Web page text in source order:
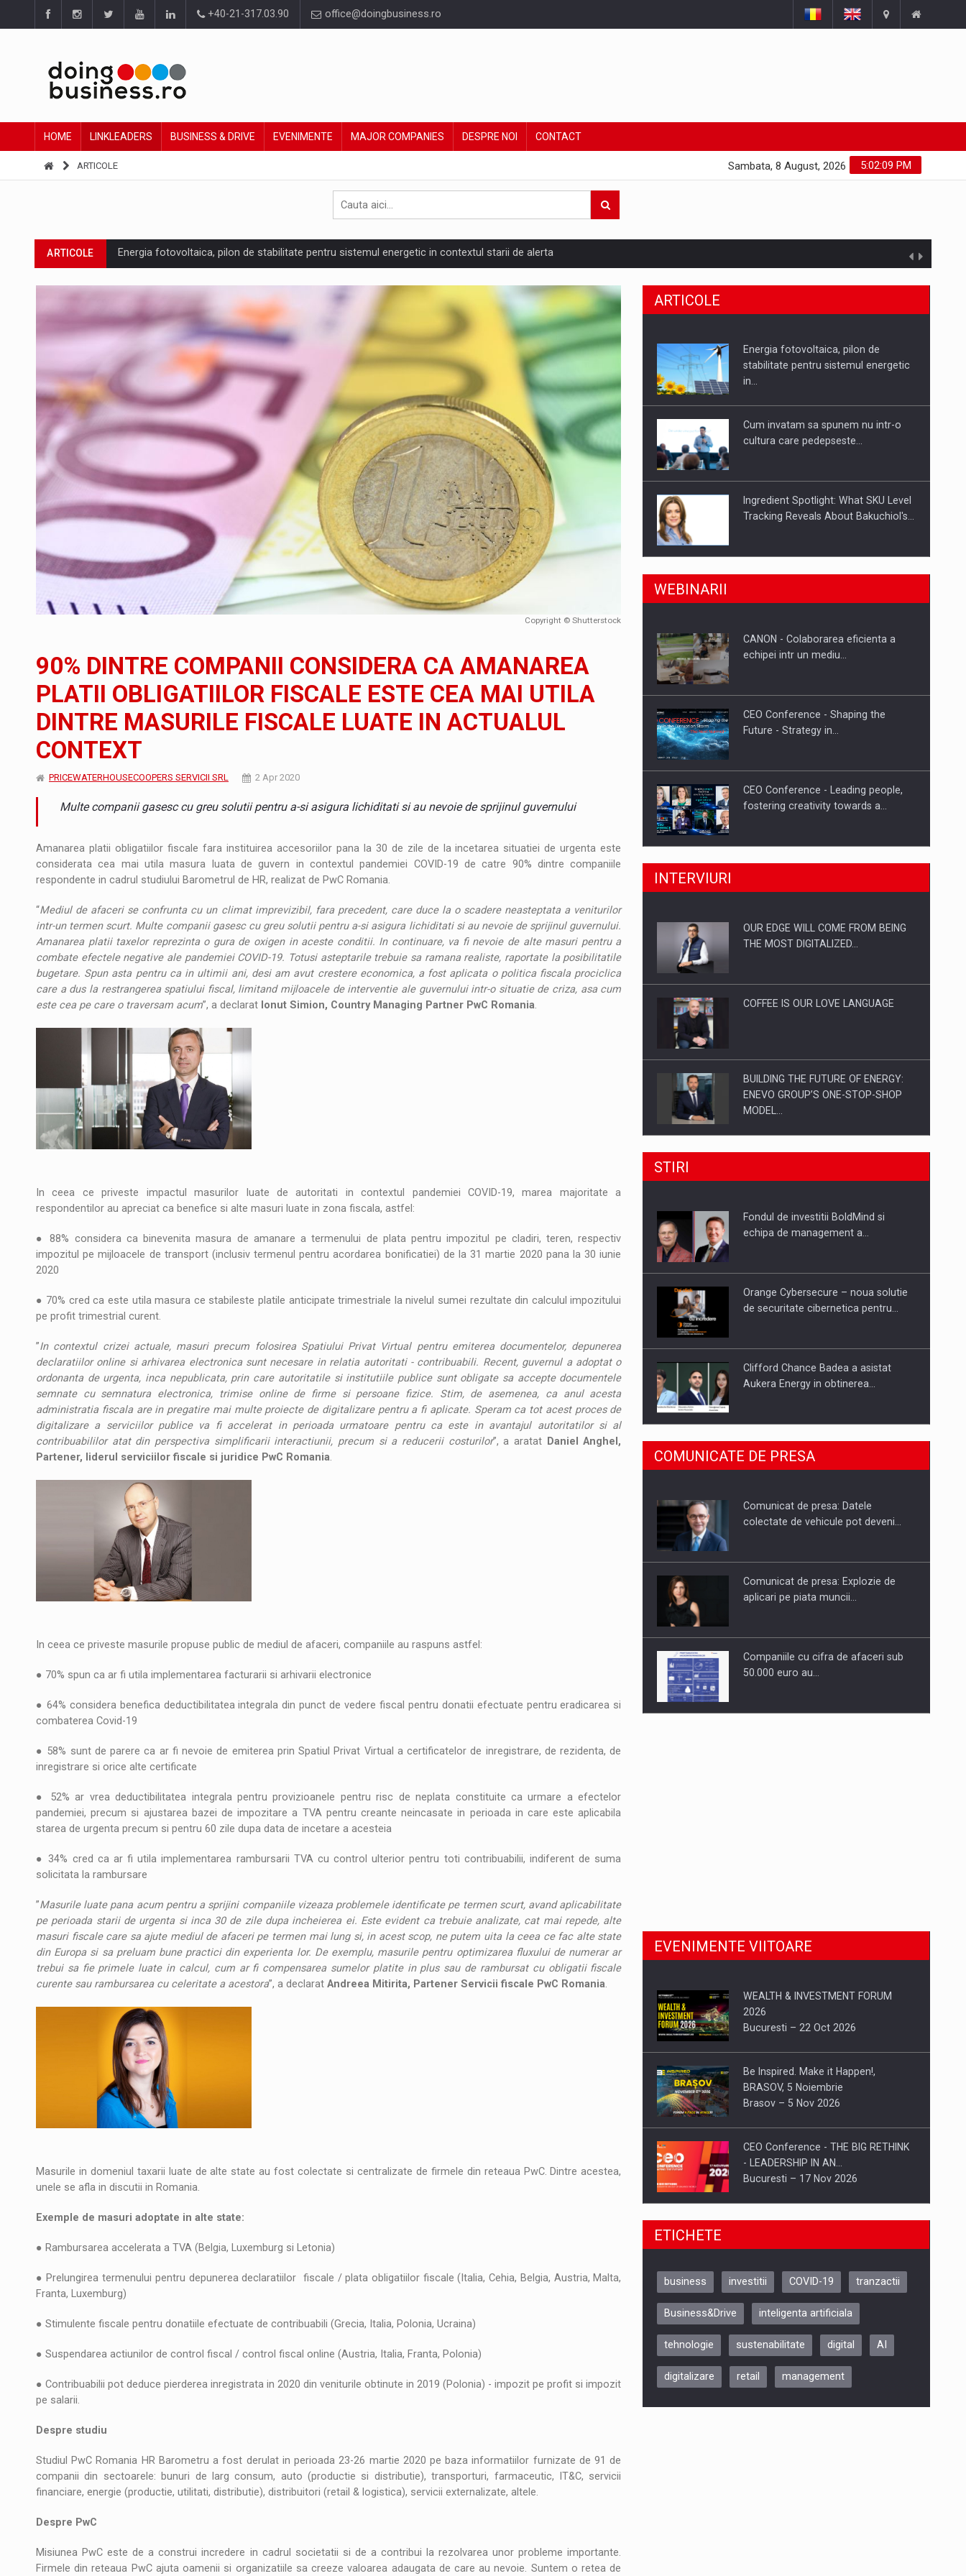
+40-21-317.03.90 office@doingbusiness.ro
HOME LINKLEADERS BUSINESS & DRIVE EVENIMENTE MAJOR COMPANIES DESPRE NOI CONTACT
ARTICOLE 5:02:10 PM
Sambata, 8 August, 2026
ARTICOLE Energia fotovoltaica, pilon de stabilitate pentru sistemul energetic in contextul starii de alerta
ARTICOLE Cum invatam sa spunem nu intr-o cultura care pedepseste granitele?
ARTICOLE Ingredient Spotlight: What SKU Level Tracking Reveals About Bakuchiol's Evolution
Producatorii si comerciantii care nu se supun noilor reglementari UE privind ambalajele pot risca retragerea produselor din piata
INTERVIURI LEADERSHIP IN MISCARE
INTERVIURI CU BATERIILE PERMANENT INCARCATE
INTERVIURI PUTTING ROMANIAN CORPORATE COMPANIES ON THE INTERNATIONAL BUSINESS SCENE
INTERVIURI OUR EDGE WILL COME FROM BEING THE MOST DIGITALIZED WHOLESALER IN ROMANIA
INTERVIURI COFFEE IS OUR LOVE LANGUAGE
Hard Enduro Piatra Craiului 2026, fueled by benzinariile RO concept OSCAR – peste 500 de participanti
Fondul de investitii BoldMind si echipa de management a Pall-Ex, liderul pietei de transport paletizat din Romania, preiau compania intr-o tranzactie de peste 25…
STIRI RANGE ROVER DEZVALUIE AL CINCILEA MEMBRU AL FAMILIEI: RANGE ROVER GT
STIRI JAECOO 5 SHS-H a ajuns in Romania
ARTICOLE Proteinmaxxing and the Future of Protein Demand
Copyright © Shutterstock
90% DINTRE COMPANII CONSIDERA CA AMANAREA
PLATII OBLIGATIILOR FISCALE ESTE CEA MAI UTILA
DINTRE MASURILE FISCALE LUATE IN ACTUALUL
CONTEXT
PRICEWATERHOUSECOOPERS SERVICII SRL 2 Apr 2020
Multe companii gasesc cu greu solutii pentru a-si asigura lichiditati si au nevoie de sprijinul guvernului
Amanarea platii obligatiilor fiscale fara instituirea accesoriilor pana la 30 de zile de la incetarea situatiei de urgenta este
considerata cea mai utila masura luata de guvern in contextul pandemiei COVID-19 de catre 90% dintre companiile
respondente in cadrul studiului Barometrul de HR, realizat de PwC Romania.
“Mediul de afaceri se confrunta cu un climat imprevizibil, fara precedent, care duce la o scadere neasteptata a veniturilor
intr-un termen scurt. Multe companii gasesc cu greu solutii pentru a-si asigura lichiditati si au nevoie de sprijinul guvernului.
Amanarea platii taxelor reprezinta o gura de oxigen in aceste conditii. In continuare, va fi nevoie de alte masuri pentru a
combate efectele negative ale pandemiei COVID-19. Totusi asteptarile trebuie sa ramana realiste, raportate la posibilitatile
bugetare. Spun asta pentru ca in ultimii ani, desi am avut crestere economica, a fost aplicata o politica fiscala prociclica
care a dus la restrangerea spatiului fiscal, limitand mijloacele de interventie ale guvernului intr-o situatie de criza, asa cum
este cea pe care o traversam acum”, a declarat Ionut Simion, Country Managing Partner PwC Romania.
In ceea ce priveste impactul masurilor luate de autoritati in contextul pandemiei COVID-19, marea majoritate a
respondentilor au apreciat ca benefice si alte masuri luate in zona fiscala, astfel:
● 88% considera ca binevenita masura de amanare a termenului de plata pentru impozitul pe cladiri, teren, respectiv
impozitul pe mijloacele de transport (inclusiv termenul pentru acordarea bonificatiei) de la 31 martie 2020 pana la 30 iunie
2020
● 70% cred ca este utila masura ce stabileste platile anticipate trimestriale la nivelul sumei rezultate din calculul impozitului
pe profit trimestrial curent.
”In contextul crizei actuale, masuri precum folosirea Spatiului Privat Virtual pentru emiterea documentelor, depunerea
declaratiilor online si arhivarea electronica sunt necesare in relatia autoritati - contribuabili. Recent, guvernul a adoptat o
ordonanta de urgenta, inca nepublicata, prin care autoritatile si institutiile publice sunt obligate sa accepte documentele
semnate cu semnatura electronica, trimise online de firme si persoane fizice. Stim, de asemenea, ca anul acesta
administratia fiscala are in pregatire mai multe proiecte de digitalizare pentru a fi aplicate. Speram ca tot acest proces de
digitalizare a serviciilor publice va fi accelerat in perioada urmatoare pentru ca este in avantajul autoritatilor si al
contribuabililor atat din perspectiva simplificarii interactiunii, precum si a reducerii costurilor”, a aratat Daniel Anghel,
Partener, liderul serviciilor fiscale si juridice PwC Romania.
In ceea ce priveste masurile propuse public de mediul de afaceri, companiile au raspuns astfel:
● 70% spun ca ar fi utila implementarea facturarii si arhivarii electronice
● 64% considera benefica deductibilitatea integrala din punct de vedere fiscal pentru donatii efectuate pentru eradicarea si
combaterea Covid-19
● 58% sunt de parere ca ar fi nevoie de emiterea prin Spatiul Privat Virtual a certificatelor de inregistrare, de rezidenta, de
inregistrare si orice alte certificate
● 52% ar vrea deductibilitatea integrala pentru provizioanele pentru risc de neplata constituite ca urmare a efectelor
pandemiei, precum si ajustarea bazei de impozitare a TVA pentru creante neincasate in perioada in care este aplicabila
starea de urgenta precum si pentru 60 zile dupa data de incetare a acesteia
● 34% cred ca ar fi utila implementarea rambursarii TVA cu control ulterior pentru toti contribuabilii, indiferent de suma
solicitata la rambursare
”Masurile luate pana acum pentru a sprijini companiile vizeaza problemele identificate pe termen scurt, avand aplicabilitate
pe perioada starii de urgenta si inca 30 de zile dupa incheierea ei. Este evident ca trebuie analizate, cat mai repede, alte
masuri fiscale care sa ajute mediul de afaceri pe termen mai lung si, in acest scop, ne putem uita la ceea ce fac alte state
din Europa si sa preluam bune practici din experienta lor. De exemplu, masurile pentru optimizarea fluxului de numerar ar
trebui sa fie primele luate in calcul, cum ar fi compensarea sumelor platite in plus sau de rambursat cu obligatii fiscale
curente sau rambursarea cu celeritate a acestora”, a declarat Andreea Mitirita, Partener Servicii fiscale PwC Romania.
Masurile in domeniul taxarii luate de alte state au fost colectate si centralizate de firmele din reteaua PwC. Dintre acestea,
unele se afla in discutii in Romania.
Exemple de masuri adoptate in alte state:
● Rambursarea accelerata a TVA (Belgia, Luxemburg si Letonia)
● Prelungirea termenului pentru depunerea declaratiilor fiscale / plata obligatiilor fiscale (Italia, Cehia, Belgia, Austria, Malta,
Franta, Luxemburg)
● Stimulente fiscale pentru donatiile efectuate de contribuabili (Grecia, Italia, Polonia, Ucraina)
● Suspendarea actiunilor de control fiscal / control fiscal online (Austria, Italia, Franta, Polonia)
● Contribuabilii pot deduce pierderea inregistrata in 2020 din veniturile obtinute in 2019 (Polonia) - impozit pe profit si impozit
pe salarii.
Despre studiu
Studiul PwC Romania HR Barometru a fost derulat in perioada 23-26 martie 2020 pe baza informatiilor furnizate de 91 de
companii din sectoarele: bunuri de larg consum, auto (productie si distributie), transporturi, farmaceutic, IT&C, servicii
financiare, energie (productie, utilitati, distributie), distribuitori (retail & logistica), servicii externalizate, altele.
Despre PwC
Misiunea PwC este de a construi incredere in cadrul societatii si de a contribui la rezolvarea unor probleme importante.
Firmele din reteaua PwC ajuta oamenii si organizatiile sa creeze valoarea adaugata de care au nevoie. Suntem o retea de
ARTICOLE
Energia fotovoltaica, pilon de
stabilitate pentru sistemul energetic
in…
Cum invatam sa spunem nu intr-o
cultura care pedepseste…
Ingredient Spotlight: What SKU Level
Tracking Reveals About Bakuchiol's…
Producatorii si comerciantii care nu
Proteinmaxxing and the Future of
WEBINARII
CANON - Colaborarea eficienta a
echipei intr un mediu…
CEO Conference - Shaping the
Future - Strategy in…
CEO Conference - Leading people,
fostering creativity towards a…
CEO Conference - Shaping The
Webinar - Business Evolution-
INTERVIURI
OUR EDGE WILL COME FROM BEING
THE MOST DIGITALIZED…
COFFEE IS OUR LOVE LANGUAGE
BUILDING THE FUTURE OF ENERGY:
ENEVO GROUP’S ONE-STOP-SHOP
MODEL…
ROOTED IN ROMANIA, BUILT TO
PUTTING ROMANIAN CORPORATE
STIRI
Fondul de investitii BoldMind si
echipa de management a…
Orange Cybersecure – noua solutie
de securitate cibernetica pentru…
Clifford Chance Badea a asistat
Aukera Energy in obtinerea…
SAPTE PERSONALITATI DIN MEDIUL
DE AFACERI, ACADEMIC SI
Hard Enduro Piatra Craiului 2026,
COMUNICATE DE PRESA
Comunicat de presa: Datele
colectate de vehicule pot deveni…
Comunicat de presa: Explozie de
aplicari pe piata muncii…
Companiile cu cifra de afaceri sub
50.000 euro au…
EVENIMENTE VIITOARE
WEALTH & INVESTMENT FORUM
2026
Bucuresti – 22 Oct 2026
Be Inspired. Make it Happen!,
BRASOV, 5 Noiembrie
Brasov – 5 Nov 2026
CEO Conference - THE BIG RETHINK
- LEADERSHIP IN AN…
Bucuresti – 17 Nov 2026
Be Inspired. Make it Happen!, CLUJ, 9
ARTEMIS LETO, ORADEA, 8
Oradea – 8 Oct 2026
ETICHETE
business investitii COVID-19 tranzactii
Business&Drive inteligenta artificiala
tehnologie sustenabilitate digital AI
digitalizare retail management